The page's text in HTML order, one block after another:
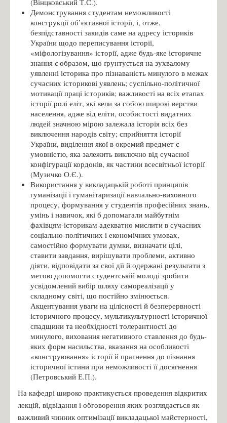
Демонстрування студентам неможливості
конструкції об’єктивної історії, і, отже,
безпідставності закидів саме на адресу істориків
України щодо переписування історії,
«міфологізування» історії, адже будь-яке історичне
знання є образом, що ґрунтується на зухвалому
уявленні історика про пізнаваність минулого в межах
сучасних історикові уявлень; суспільно-політичної
мотивації праці істориків; важливості на всіх етапах
історії ролі еліт, які вели за собою широкі верстви
населення, адже від еліти, особистості видатних
людей значною мірою залежала історія всіх без
виключення народів світу; сприйняття історії
України, виділення якої в окремий предмет є
умовністю, яка залежить виключно від сучасної
конфігурації кордонів, як частини всесвітньої історії
(Музичко О.Є.).
Використання у викладацькій роботі принципів
гуманізації і гуманітаризації навчально-виховного
процесу, формування у студентів професійних знань,
умінь і навичок, які б допомагали майбутнім
фахівцям-історикам адекватно мислити в сучасних
соціально-політичних і економічних умовах,
самостійно формувати думки, визначати цілі,
ставити завдання, вирішувати проблеми, активно
діяти, відповідати за свої дії й одержані результати з
метою допомогти студентській молоді зробити
усвідомлений вибір шляху самореалізації у
складному світі, що постійно змінюється.
Акцентування уваги на цілісності й безперервності
історичного процесу, мультикультурності історичної
спадщини та необхідності толерантності до
минулого, виховання негативного ставлення до будь-
яких форм насильства, вказання на особливості
«конструювання» історії й прагнення до пізнання
історичної істини при неможливості її досягнення
(Петровський Е.П.).
На кафедрі широко практикується проведення відкритих
лекцій, відвідання і обговорення яких розглядається як
важливий чинник оптимізації викладацької майстерності,